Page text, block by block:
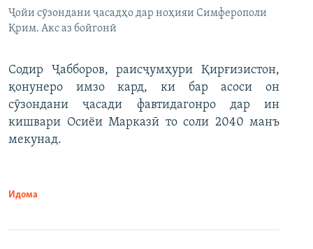
Ҷойи сӯзондани ҷасадҳо дар ноҳияи Симферополи
Қрим. Акс аз бойгонӣ
Содир Ҷабборов, раисҷумҳури Қирғизистон,
қонунеро имзо кард, ки бар асоси он
сӯзондани ҷасади фавтидагонро дар ин
кишвари Осиёи Марказӣ то соли 2040 манъ
мекунад.
Идома